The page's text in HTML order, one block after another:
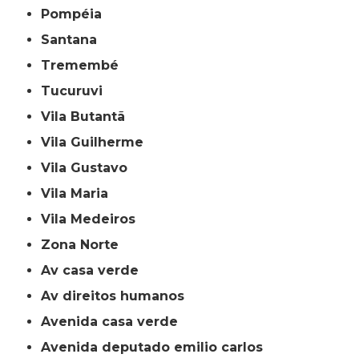
Pompéia
Santana
Tremembé
Tucuruvi
Vila Butantã
Vila Guilherme
Vila Gustavo
Vila Maria
Vila Medeiros
Zona Norte
av casa verde
av direitos humanos
avenida casa verde
avenida deputado emilio carlos